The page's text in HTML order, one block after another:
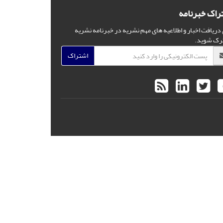
خبرنامه
دریافت اخبار و اطلاعیه های مهم نشریه در خبرنامه نشریه
شوید.
اشتراک